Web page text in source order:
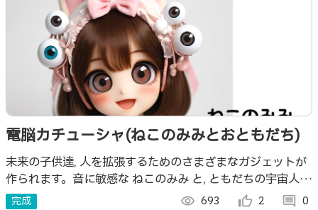
電脳カチューシャ(ねこのみみとおともだち)
未来の子供達, 人を拡張するためのさまざまなガジェットが
作られます。音に敏感な ねこのみみ と, ともだちの宇宙人の
目や猫の手を開発しました。
完成 visibility 693 thumb_up_alt 2 comment 0